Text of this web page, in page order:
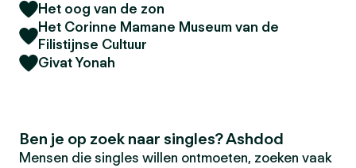
Het oog van de zon
Het Corinne Mamane Museum van de
Filistijnse Cultuur
Givat Yonah
Ben je op zoek naar singles? Ashdod
Mensen die singles willen ontmoeten, zoeken vaak